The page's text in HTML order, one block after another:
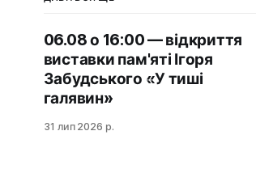
06.08 о 16:00 — відкриття
виставки пам'яті Ігоря
Забудського «У тиші
галявин»
31 лип 2026 р.